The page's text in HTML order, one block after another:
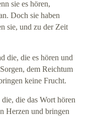
sie es hören,
Doch sie haben
sie, und zu der Zeit
die, die es hören und
dem Reichtum
keine Frucht.
die das Wort hören
Herzen und bringen